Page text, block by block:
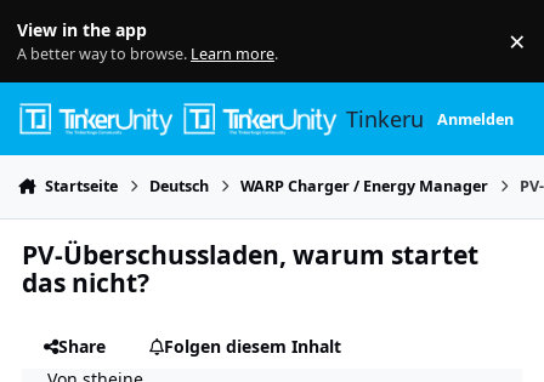
View in the app
A better way to browse. Learn more. ×
TinkerunityAnmelden
Startseite Deutsch WARP Charger / Energy Manager
PV-Über­schuss­laden, warum startet
das nicht?
Share
Folgen diesem Inhalt